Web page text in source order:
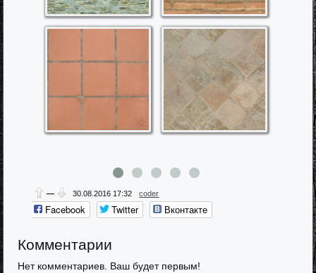
— 30.08.2016 17:32 coder
Facebook Twitter
Вконтакте
Комментарии
Нет комментариев. Ваш будет первым!